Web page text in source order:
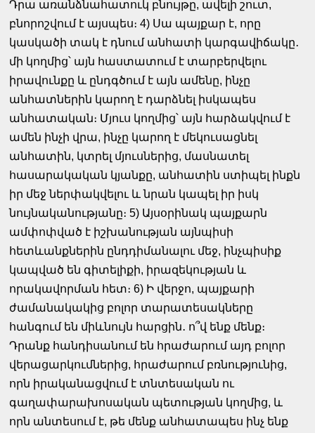
Դրա առանձնահատուկ բնույթը, ավելի շուտ,
բնորոշվում է այսպես։ 4) Սա պայքար է, որը
կասկածի տակ է դնում անհատի կարգավիճակը․
մի կողմից՝ այն հաստատում է տարբերվելու
իրավունքը և ընդգծում է այն ամենը, ինչը
անհատներին կարող է դարձնել իսկապես
անհատական։ Մյուս կողմից՝ այն հարձակվում է
ամեն ինչի վրա, ինչը կարող է մեկուսացնել
անհատին, կտրել մյուսներից, մասնատել
հասարակական կյանքը, անհատին ստիպել ինքն
իր մեջ ներփակվելու և նրան կապել իր իսկ
նույնականությանը։ 5) Այսօրինակ պայքարն
ամփոփված է իշխանության այնպիսի
հետևանքներին ընդդիմանալու մեջ, ինչպիսիք
կապված են գիտելիքի, իրազեկության և
որակավորման հետ։ 6) Ի վերջո, պայքարի
ժամանակակից բոլոր տարատեսակները
հանգում են միևնույն հարցին․ ո՞վ ենք մենք։
Դրանք հանդիսանում են հրաժարում այդ բոլոր
վերացարկումներից, հրաժարում բռնությունից,
որն իրականացվում է տնտեսական ու
գաղափարախոսական պետության կողմից, և
որն անտեսում է, թե մենք անհատապես ինչ ենք